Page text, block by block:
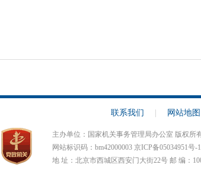
联系我们 网站地图
主办单位：国家机关事务管理局办公室 版权所
网站标识码：bm42000003 京ICP备05034951号-1
地 址：北京市西城区西安门大街22号 邮 编：